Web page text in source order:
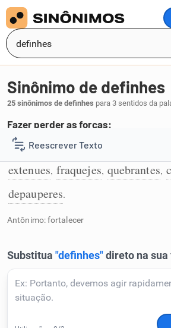
Reescrever Texto
Resumir Texto
Humanizador de IA
Sinônimo de definhes
25 sinônimos de definhes para 3 sentidos da
Fazer perder as forças:
1 enfraqueças,debilites
extenues, fraquejes, quebrantes,
depauperes.
Antônimo: fortalecer